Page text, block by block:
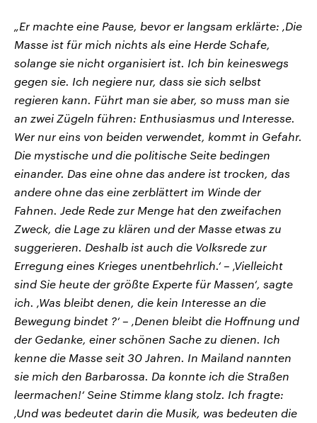
„Er machte eine Pause, bevor er langsam erklärte: ‚Die
Masse ist für mich nichts als eine Herde Schafe,
solange sie nicht organisiert ist. Ich bin keineswegs
gegen sie. Ich negiere nur, dass sie sich selbst
regieren kann. Führt man sie aber, so muss man sie
an zwei Zügeln führen: Enthusiasmus und Interesse.
Wer nur eins von beiden verwendet, kommt in Gefahr.
Die mystische und die politische Seite bedingen
einander. Das eine ohne das andere ist trocken, das
andere ohne das eine zerblättert im Winde der
Fahnen. Jede Rede zur Menge hat den zweifachen
Zweck, die Lage zu klären und der Masse etwas zu
suggerieren. Deshalb ist auch die Volksrede zur
Erregung eines Krieges unentbehrlich.‘ – ‚Vielleicht
sind Sie heute der größte Experte für Massen‘, sagte
ich. ‚Was bleibt denen, die kein Interesse an die
Bewegung bindet ?‘ – ‚Denen bleibt die Hoffnung und
der Gedanke, einer schönen Sache zu dienen. Ich
kenne die Masse seit 30 Jahren. In Mailand nannten
sie mich den Barbarossa. Da konnte ich die Straßen
leermachen!‘ Seine Stimme klang stolz. Ich fragte:
‚Und was bedeutet darin die Musik, was bedeuten die